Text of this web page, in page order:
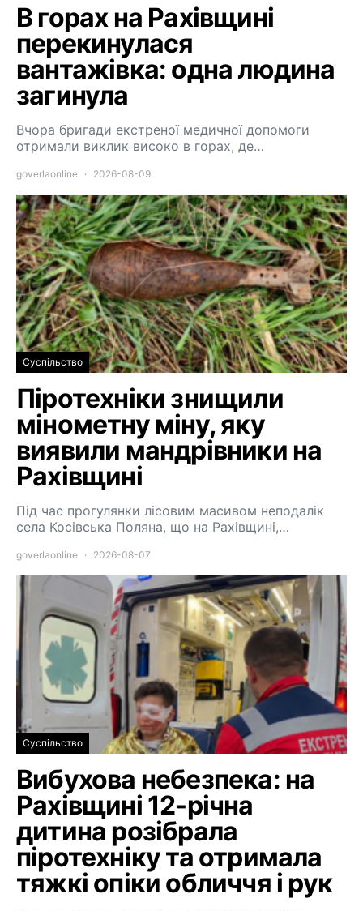
В горах на Рахівщині
перекинулася
вантажівка: одна людина
загинула
Вчора бригади екстреної медичної допомоги
отримали виклик високо в горах, де…
goverlaonline 2026-08-09
Суспільство
Піротехніки знищили
мінометну міну, яку
виявили мандрівники на
Рахівщині
Під час прогулянки лісовим масивом неподалік
села Косівська Поляна, що на Рахівщині,…
goverlaonline 2026-08-07
Суспільство
Вибухова небезпека: на
Рахівщині 12-річна
дитина розібрала
піротехніку та отримала
тяжкі опіки обличчя і рук